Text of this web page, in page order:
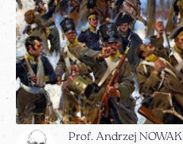
Prof. Andrzej NOWAK